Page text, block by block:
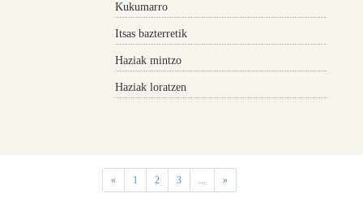
Kukumarro
Itsas bazterretik
Haziak mintzo
Haziak loratzen
« 1 2 3 ... »